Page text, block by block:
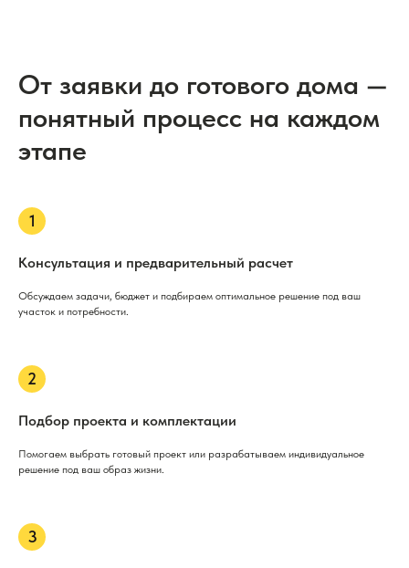
От заявки до готового дома —
понятный процесс на каждом
этапе
Консультация и предварительный расчет
Обсуждаем задачи, бюджет и подбираем оптимальное решение под ваш
участок и потребности.
Подбор проекта и комплектации
Помогаем выбрать готовый проект или разрабатываем индивидуальное
решение под ваш образ жизни.